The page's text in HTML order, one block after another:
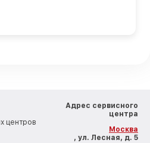
центров
Адрес сервисного
центра
Москва
, ул. Лесная, д. 5